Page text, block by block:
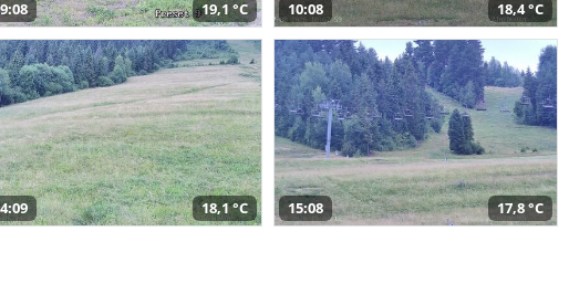
19,1 °C 10:08 18,4 °C
18,1 °C 15:08 17,8 °C